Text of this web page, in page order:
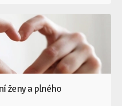
ženy a plného